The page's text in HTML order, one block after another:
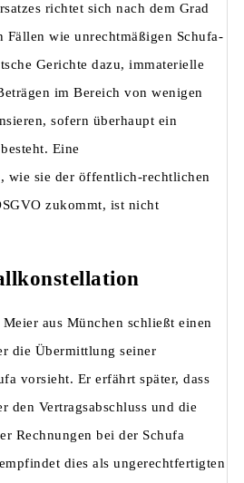
richtet sich nach dem Grad
Fällen wie unrechtmäßigen Schufa-
Gerichte dazu, immaterielle
im Bereich von wenigen
sofern überhaupt ein
Eine
wie sie der öffentlich-rechtlichen
zukommt, ist nicht
aus München schließt einen
die Übermittlung seiner
vorsieht. Er erfährt später, dass
den Vertragsabschluss und die
Rechnungen bei der Schufa
dies als ungerechtfertigten